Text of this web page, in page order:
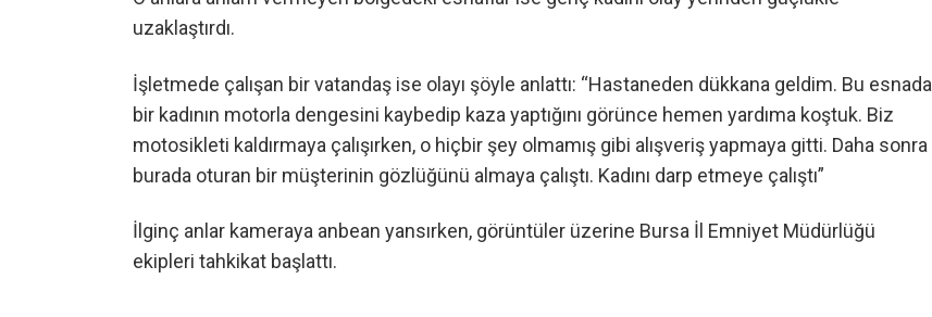
uzaklaştırdı.
İşletmede çalışan bir vatandaş ise olayı şöyle anlattı: “Hastaneden dükkana geldim. Bu esnada
bir kadının motorla dengesini kaybedip kaza yaptığını görünce hemen yardıma koştuk. Biz
motosikleti kaldırmaya çalışırken, o hiçbir şey olmamış gibi alışveriş yapmaya gitti. Daha sonra
burada oturan bir müşterinin gözlüğünü almaya çalıştı. Kadını darp etmeye çalıştı”
İlginç anlar kameraya anbean yansırken, görüntüler üzerine Bursa İl Emniyet Müdürlüğü
ekipleri tahkikat başlattı.